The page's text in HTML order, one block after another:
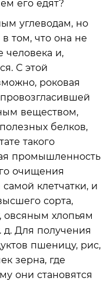
углеводам, но
том, что она не
человека и,
С этой
роковая
веществом,
белков,
такого
промышленность
очищения
клетчатки, и
сорта,
хлопьям
д. Для получения
пшеницу, рис,
зерна, где
они становятся